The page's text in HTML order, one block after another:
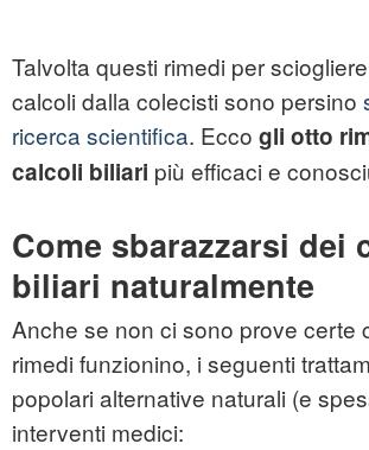
Talvolta questi rimedi per
calcoli dalla colecisti sono persino
ricerca scientifica. Ecco gli otto
calcoli biliari più efficaci e
Come sbarazzarsi dei
biliari naturalmente
Anche se non ci sono prove certe
rimedi funzionino, i seguenti
popolari alternative naturali (e
interventi medici: